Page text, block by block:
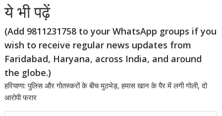
ये भी पढ़ें
(Add 9811231758 to your WhatsApp groups if you
wish to receive regular news updates from
Faridabad, Haryana, across India, and around
the globe.)
हरियाणा: पुलिस और गोतस्करों के बीच मुठभेड़, हमास खान के पैर में लगी गोली, दो
आरोपी फरार